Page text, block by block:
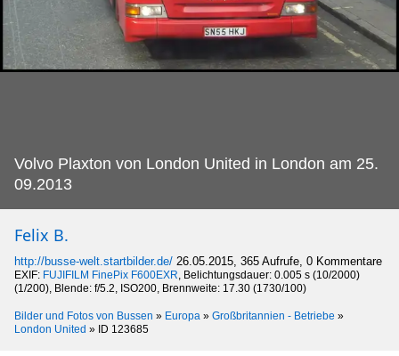
Volvo Plaxton von London United in London am 25.
09.2013
Felix B.
http://busse-welt.startbilder.de/ 26.05.2015, 365 Aufrufe, 0 Kommentare
EXIF: FUJIFILM FinePix F600EXR, Belichtungsdauer: 0.005 s (10/2000)
(1/200), Blende: f/5.2, ISO200, Brennweite: 17.30 (1730/100)
Bilder und Fotos von Bussen » Europa » Großbritannien - Betriebe »
London United » ID 123685